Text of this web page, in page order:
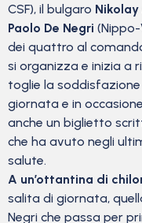
CSF), il bulgaro
Paolo De Negri
dei quattro al
si organizza e inizia a
toglie la
giornata e in
anche un biglietto
che ha avuto negli
salute.
A un’ottantina di
salita di giornata,
Negri che passa per